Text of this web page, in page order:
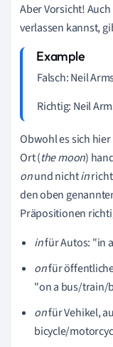
Aber Vorsicht!
verlassen kannst,
Falsch: Neil
Richtig: Neil
Obwohl es sich
Ort (the moon)
onund nichtin
den oben
Präpositionen
infür Autos: "in
onfür
"on a bus/train/
onfür Vehikel,
bicycle/